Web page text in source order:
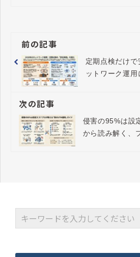
前の記事
定期点検だけ
ットワーク運
次の記事
侵害の95%は設
から読み解く、